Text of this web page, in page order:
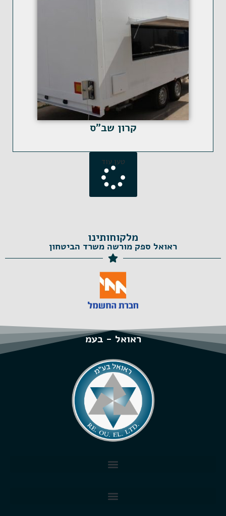
קרון שב"ס
טען עוד
מלקוחותינו
ראואל ספק מורשה משרד הביטחון
ראואל - בעמ